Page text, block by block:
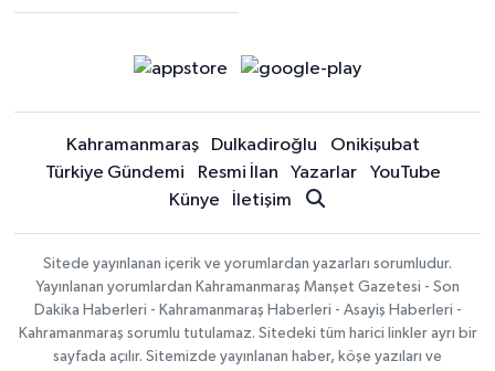
Kahramanmaraş Dulkadiroğlu
Onikişubat
Türkiye Gündemi
Resmi İlan Yazarlar
YouTube
Künye
İletişim
Sitede yayınlanan içerik ve yorumlardan yazarları sorumludur.
Yayınlanan yorumlardan Kahramanmaraş Manşet Gazetesi - Son
Dakika Haberleri - Kahramanmaraş Haberleri - Asayiş Haberleri -
Kahramanmaraş sorumlu tutulamaz. Sitedeki tüm harici linkler ayrı bir
sayfada açılır. Sitemizde yayınlanan haber, köşe yazıları ve